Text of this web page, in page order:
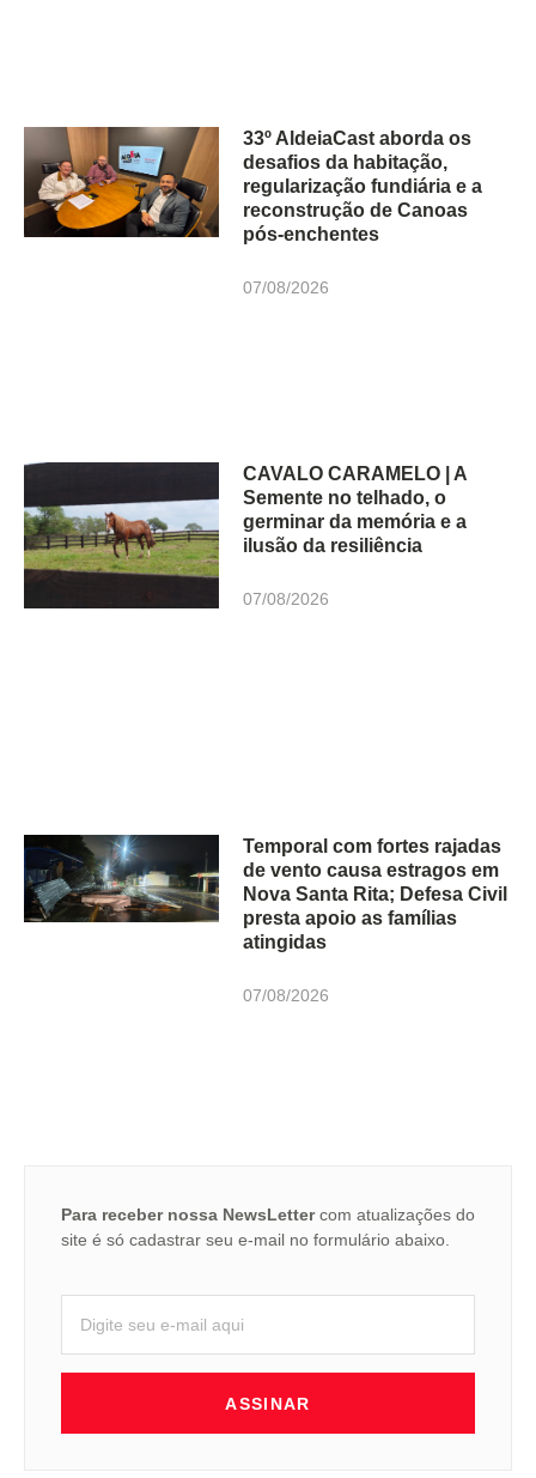
33º AldeiaCast aborda os
desafios da habitação,
regularização fundiária e a
reconstrução de Canoas
pós-enchentes
07/08/2026
CAVALO CARAMELO | A
Semente no telhado, o
germinar da memória e a
ilusão da resiliência
07/08/2026
Temporal com fortes rajadas
de vento causa estragos em
Nova Santa Rita; Defesa Civil
presta apoio as famílias
atingidas
07/08/2026
Para receber nossa NewsLettercom atualizações do
site é só cadastrar seu e-mail no formulário abaixo.
ASSINAR